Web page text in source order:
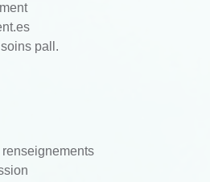
pall.
renseignements